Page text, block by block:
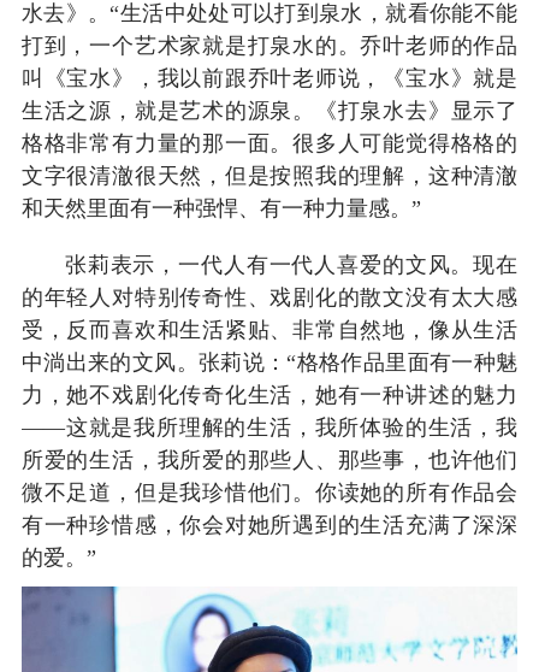
水去》。“生活中处处可以打到泉水，就看你能不能
打到，一个艺术家就是打泉水的。乔叶老师的作品
叫《宝水》，我以前跟乔叶老师说，《宝水》就是
生活之源，就是艺术的源泉。《打泉水去》显示了
格格非常有力量的那一面。很多人可能觉得格格的
文字很清澈很天然，但是按照我的理解，这种清澈
和天然里面有一种强悍、有一种力量感。”
张莉表示，一代人有一代人喜爱的文风。现在
的年轻人对特别传奇性、戏剧化的散文没有太大感
受，反而喜欢和生活紧贴、非常自然地，像从生活
中淌出来的文风。张莉说：“格格作品里面有一种魅
力，她不戏剧化传奇化生活，她有一种讲述的魅力
——这就是我所理解的生活，我所体验的生活，我
所爱的生活，我所爱的那些人、那些事，也许他们
微不足道，但是我珍惜他们。你读她的所有作品会
有一种珍惜感，你会对她所遇到的生活充满了深深
的爱。”